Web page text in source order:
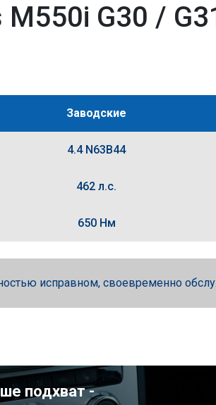
G30 /
Заводские
4.4 N63B44
462 л.с.
650 Нм
исправном, своевременно
подхват -